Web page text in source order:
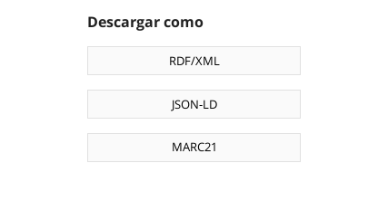
Descargar como
RDF/XML
JSON-LD
MARC21